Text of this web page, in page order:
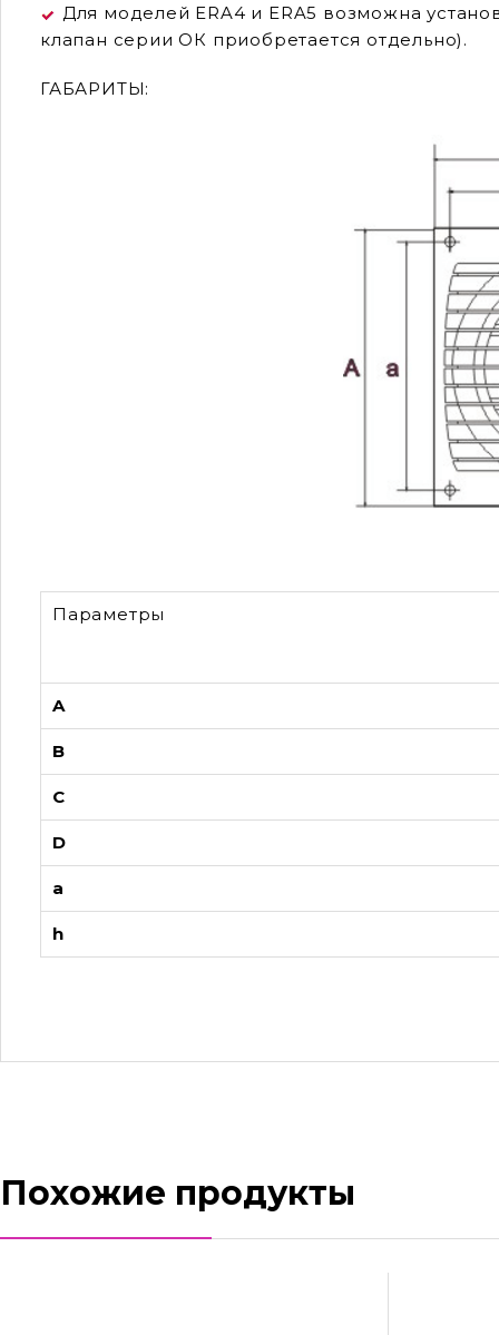
Для моделей ERA4 и ERA5 возможна
клапан серии ОК приобретается отдельно).
ГАБАРИТЫ:
Параметры
A
B
C
D
a
h
Похожие продукты